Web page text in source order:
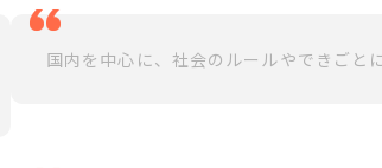
国内を中心に、社会のルールやできごと